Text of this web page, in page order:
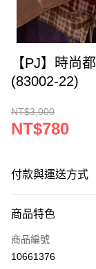
【PJ】時尚
(83002-22)
NT$3,000
NT$780
付款與運送方式
信用卡一次付款
LINE Pay
商品特色
商品編號
10661376